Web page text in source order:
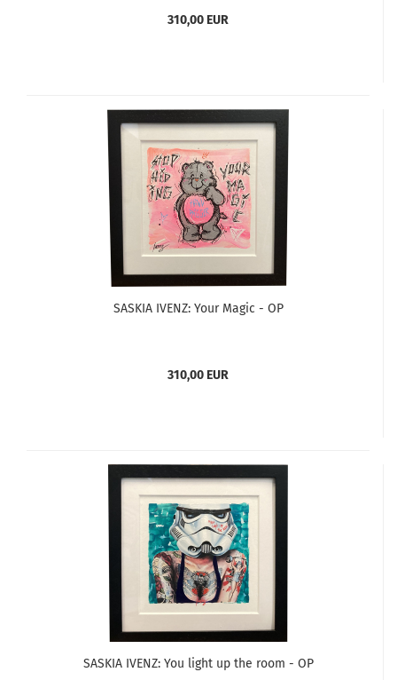
310,00 EUR
SASKIA IVENZ: Your Magic - OP
310,00 EUR
SASKIA IVENZ: You light up the room - OP